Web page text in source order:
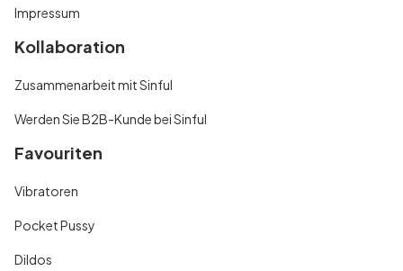
Impressum
Kollaboration
Zusammenarbeit mit Sinful
Werden Sie B2B-Kunde bei Sinful
Favouriten
Vibratoren
Pocket Pussy
Dildos